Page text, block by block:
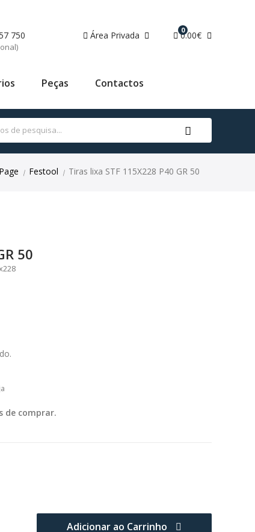
750 Área Privada 0
0.00€
Peças Contactos
| Festool | Tiras lixa STF 115X228 P40 GR 50
50
de comprar.
Adicionar ao Carrinho